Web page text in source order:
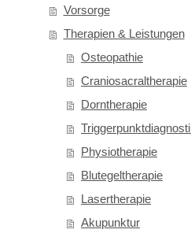
Vorsorge
Therapien & Leistungen
Osteopathie
Craniosacraltherapie
Dorntherapie
Physiotherapie
Blutegeltherapie
Lasertherapie
Akupunktur